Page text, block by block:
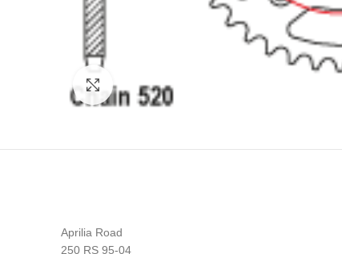
Click to enlarge
Aprilia Road
250 RS 95-04